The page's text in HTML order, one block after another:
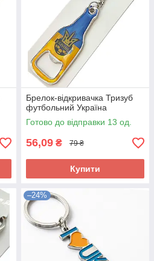
Брелок-відкривачка Тризуб
футбольний Україна
Готово до відправки 13 од.
56,09 ₴ 79 ₴
Купити
–24%